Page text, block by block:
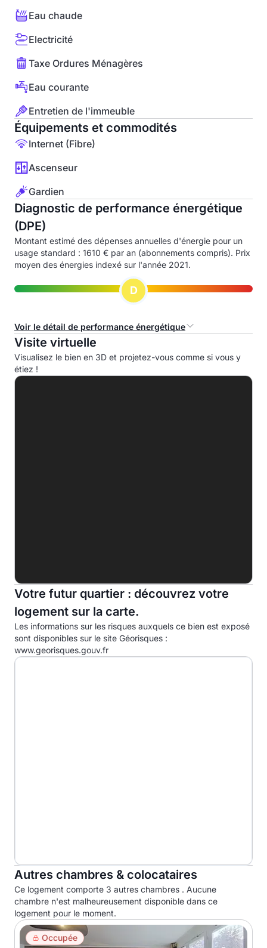
Eau chaude
Electricité
Taxe Ordures Ménagères
Eau courante
Entretien de l'immeuble
Équipements et commodités
Internet (Fibre)
Ascenseur
Gardien
Diagnostic de performance énergétique
(DPE)
Montant estimé des dépenses annuelles d'énergie pour un
usage standard : 1610 € par an (abonnements compris). Prix
moyen des énergies indexé sur l'année 2021.
D
Voir le détail de performance énergétique
Consommation d'énergie primaire (CEP)
A
C
D
E
F
Visite virtuelle
Visualisez le bien en 3D et projetez-vous comme si vous y
étiez !
Votre futur quartier : découvrez votre
logement sur la carte.
Les informations sur les risques auxquels ce bien est exposé
sont disponibles sur le site Géorisques :
www.georisques.gouv.fr
Autres chambres & colocataires
Ce logement comporte 3 autres chambres . Aucune
chambre n'est malheureusement disponible dans ce
logement pour le moment.
Occupée